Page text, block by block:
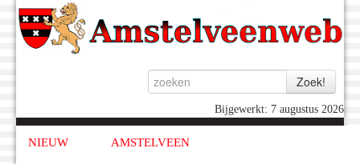
Bijgewerkt: 7 augustus 2026
NIEUW AMSTELVEEN